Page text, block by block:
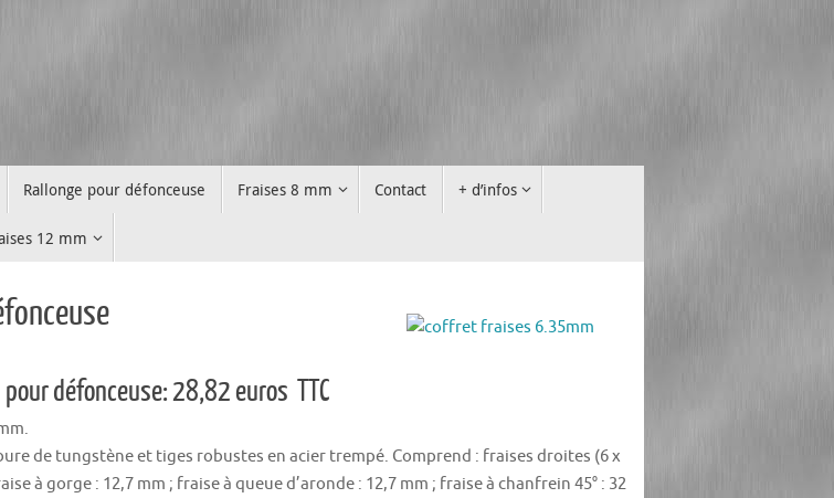
Rallonge pour défonceuse Fraises 8 mm Contact + d’infos
12 mm
défonceuse: 28,82 euros TTC
de tungstène et tiges robustes en acier trempé. Comprend : fraises droites (6 x
à gorge : 12,7 mm ; fraise à queue d’aronde : 12,7 mm ; fraise à chanfrein 45° : 32